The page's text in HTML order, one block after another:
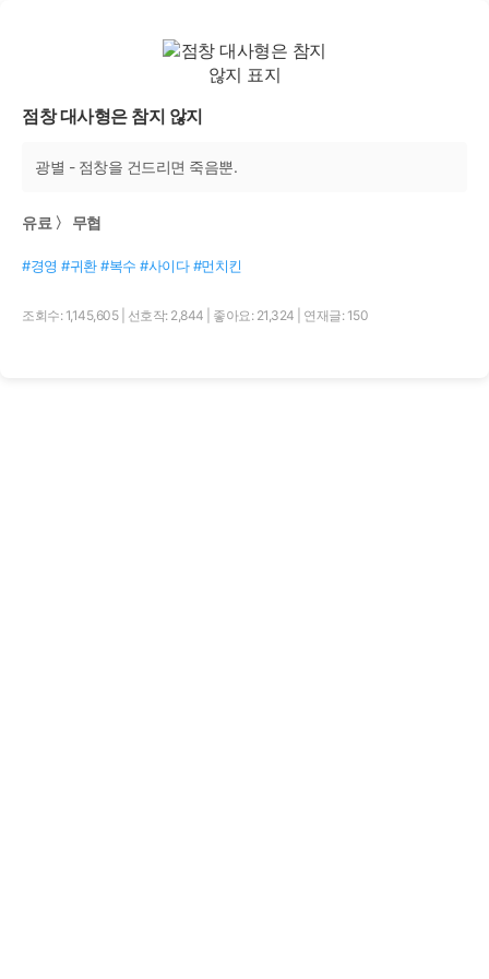
점창 대사형은 참지 않지
광별 - 점창을 건드리면 죽음뿐.
유료 〉 무협
#경영 #귀환 #복수 #사이다 #먼치킨
조회수: 1,145,605 선호작: 2,844 좋아요: 21,324 연재글: 150